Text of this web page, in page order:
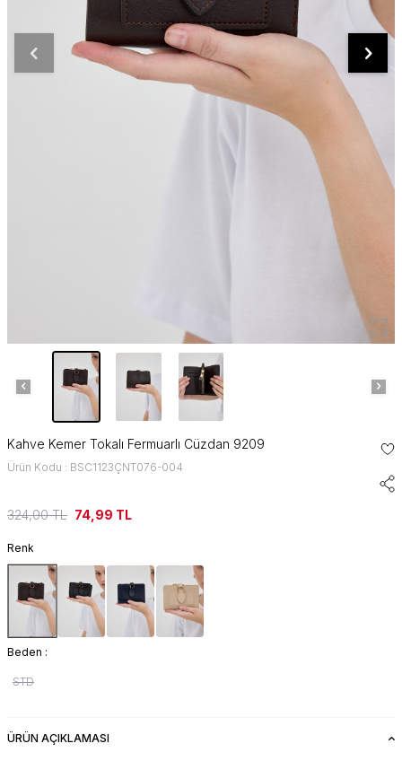
Kahve Kemer Tokalı Fermuarlı Cüzdan 9209
Ürün Kodu : BSC1123ÇNT076-004
324,00TL 74,99 TL
Renk
Beden :
STD
ÜRÜN AÇIKLAMASI